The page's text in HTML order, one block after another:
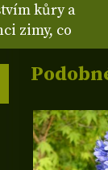
kůry a
zimy, co